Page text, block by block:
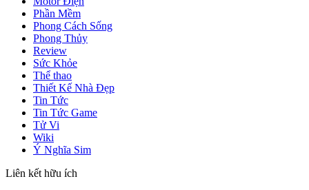
Phần Mềm
Phong Cách Sống
Phong Thủy
Review
Sức Khỏe
Thể thao
Thiết Kế Nhà Đẹp
Tin Tức
Tin Tức Game
Tử Vi
Wiki
Ý Nghĩa Sim
Liên kết hữu ích